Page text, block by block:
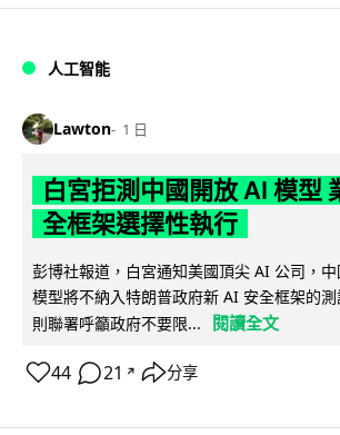
人工智能
Lawton 1 日
白宮拒測中國開放 AI 模型
全框架選擇性執行
彭博社報道，白宮通知美國頂尖 AI 公司，
模型將不納入特朗普政府新 AI 安全框架的
則聯署呼籲政府不要限...
閱讀全文
44 21 ↗ 分享